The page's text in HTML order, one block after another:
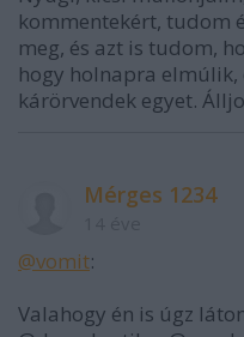
kommentekért, tudom
meg, és azt is tudom,
hogy holnapra elmúlik,
kárörvendek egyet.
Mérges 1234
@vomit:
Valahogy én is úgz